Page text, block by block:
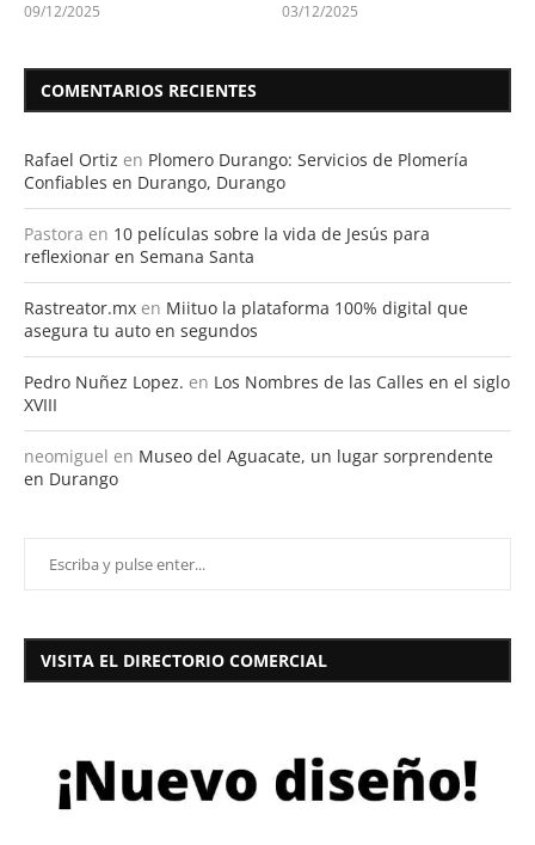
09/12/2025 03/12/2025
COMENTARIOS RECIENTES
Rafael Ortiz en Plomero Durango: Servicios de Plomería
Confiables en Durango, Durango
Pastora en 10 películas sobre la vida de Jesús para
reflexionar en Semana Santa
Rastreator.mx en Miituo la plataforma 100% digital que
asegura tu auto en segundos
Pedro Nuñez Lopez. en Los Nombres de las Calles en el siglo
XVIII
neomiguel en Museo del Aguacate, un lugar sorprendente
en Durango
VISITA EL DIRECTORIO COMERCIAL